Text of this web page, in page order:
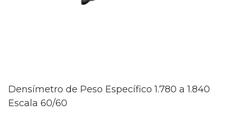
Densímetro de Peso Específico 1.780 a 1.840
Escala 60/60